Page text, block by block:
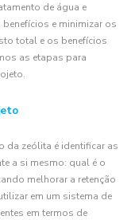
de água e
e minimizar os
total e os benefícios
as etapas para
da zeólita é identificar as
a si mesmo: qual é o
melhorar a retenção
em um sistema de
em termos de